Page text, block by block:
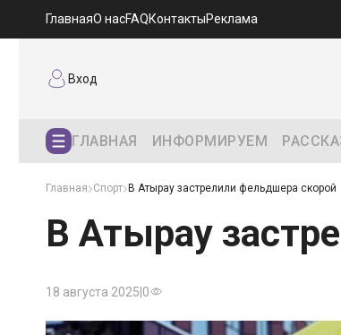
ГлавнаяО насFAQКонтактыРеклама
Вход
ГЛАВНАЯ ИНФОРМИРУЕМ
Главная Спорт В Атырау застрелили фельдшера скорой
В Атырау
18 августа 2025 0